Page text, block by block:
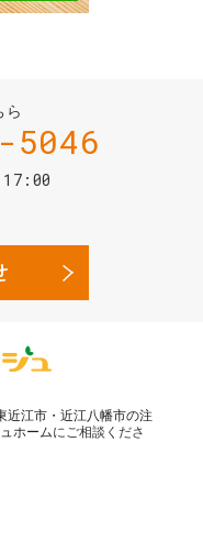
ら
5046
近江市・近江八幡市の注
ホームにご相談くださ